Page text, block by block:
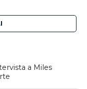
a Miles